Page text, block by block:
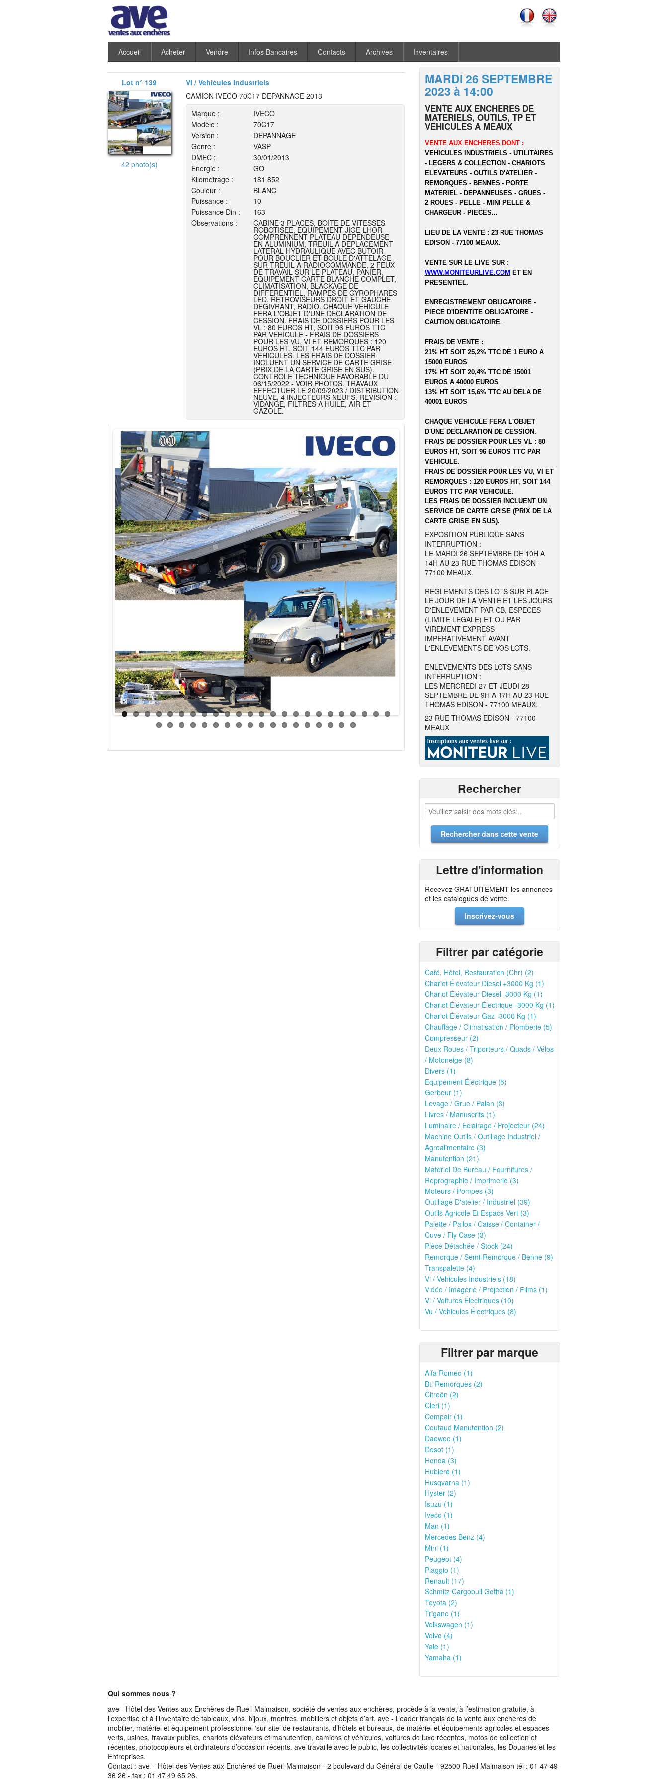
Accueil Acheter Vendre Infos Bancaires Contacts Archives Inventaires
Lot n° 139 VI / Vehicules Industriels
42 photo(s)
CAMION IVECO 70C17 DEPANNAGE 2013
Marque :
IVECO
Modèle :
70C17
Version :
DEPANNAGE
Genre :
VASP
DMEC :
30/01/2013
Energie :
GO
Kilométrage :
181 852
Couleur :
BLANC
Puissance :
10
Puissance Din :
163
Observations :
CABINE 3 PLACES, BOITE DE VITESSES
ROBOTISEE, EQUIPEMENT JIGE-LHOR
COMPRENNENT PLATEAU DEPENDEUSE
EN ALUMINIUM, TREUIL A DEPLACEMENT
LATERAL HYDRAULIQUE AVEC BUTOIR
POUR BOUCLIER ET BOULE D'ATTELAGE
SUR TREUIL A RADIOCOMMANDE, 2 FEUX
DE TRAVAIL SUR LE PLATEAU, PANIER,
EQUIPEMENT CARTE BLANCHE COMPLET,
CLIMATISATION, BLACKAGE DE
DIFFERENTIEL, RAMPES DE GYROPHARES
LED, RETROVISEURS DROIT ET GAUCHE
DEGIVRANT, RADIO. CHAQUE VEHICULE
FERA L'OBJET D'UNE DECLARATION DE
CESSION. FRAIS DE DOSSIERS POUR LES
VL : 80 EUROS HT, SOIT 96 EUROS TTC
PAR VEHICULE - FRAIS DE DOSSIERS
POUR LES VU, VI ET REMORQUES : 120
EUROS HT, SOIT 144 EUROS TTC PAR
VEHICULES. LES FRAIS DE DOSSIER
INCLUENT UN SERVICE DE CARTE GRISE
(PRIX DE LA CARTE GRISE EN SUS).
CONTROLE TECHNIQUE FAVORABLE DU
06/15/2022 - VOIR PHOTOS. TRAVAUX
EFFECTUER LE 20/09/2023 / DISTRIBUTION
NEUVE, 4 INJECTEURS NEUFS, REVISION :
VIDANGE, FILTRES A HUILE, AIR ET
GAZOLE.
MARDI 26 SEPTEMBRE
2023 à 14:00
VENTE AUX ENCHERES DE
MATERIELS, OUTILS, TP ET
VEHICULES A MEAUX
VENTE AUX ENCHERES DONT :
VEHICULES INDUSTRIELS - UTILITAIRES
- LEGERS & COLLECTION - CHARIOTS
ELEVATEURS - OUTILS D'ATELIER -
REMORQUES - BENNES - PORTE
MATERIEL - DEPANNEUSES - GRUES -
2 ROUES - PELLE - MINI PELLE &
CHARGEUR - PIECES...
LIEU DE LA VENTE : 23 RUE THOMAS
EDISON - 77100 MEAUX.
VENTE SUR LE LIVE SUR :
WWW.MONITEURLIVE.COM ET EN
PRESENTIEL.
ENREGISTREMENT OBLIGATOIRE -
PIECE D'IDENTITE OBLIGATOIRE -
CAUTION OBLIGATOIRE.
FRAIS DE VENTE :
21% HT SOIT 25,2% TTC DE 1 EURO A
15000 EUROS
17% HT SOIT 20,4% TTC DE 15001
EUROS A 40000 EUROS
13% HT SOIT 15,6% TTC AU DELA DE
40001 EUROS
CHAQUE VEHICULE FERA L'OBJET
D'UNE DECLARATION DE CESSION.
FRAIS DE DOSSIER POUR LES VL : 80
EUROS HT, SOIT 96 EUROS TTC PAR
VEHICULE.
FRAIS DE DOSSIER POUR LES VU, VI ET
REMORQUES : 120 EUROS HT, SOIT 144
EUROS TTC PAR VEHICULE.
LES FRAIS DE DOSSIER INCLUENT UN
SERVICE DE CARTE GRISE (PRIX DE LA
CARTE GRISE EN SUS).
EXPOSITION PUBLIQUE SANS
INTERRUPTION :
LE MARDI 26 SEPTEMBRE DE 10H A
14H AU 23 RUE THOMAS EDISON -
77100 MEAUX.
REGLEMENTS DES LOTS SUR PLACE
LE JOUR DE LA VENTE ET LES JOURS
D'ENLEVEMENT PAR CB, ESPECES
(LIMITE LEGALE) ET OU PAR
VIREMENT EXPRESS
IMPERATIVEMENT AVANT
L'ENLEVEMENTS DE VOS LOTS.
ENLEVEMENTS DES LOTS SANS
INTERRUPTION :
LES MERCREDI 27 ET JEUDI 28
SEPTEMBRE DE 9H A 17H AU 23 RUE
THOMAS EDISON - 77100 MEAUX.
23 RUE THOMAS EDISON - 77100
MEAUX
Rechercher
Lettre d'information
Recevez GRATUITEMENT les annonces
et les catalogues de vente.
Inscrivez-vous
Filtrer par catégorie
Café, Hôtel, Restauration (Chr) (2)
Chariot Élévateur Diesel +3000 Kg (1)
Chariot Élévateur Diesel -3000 Kg (1)
Chariot Élévateur Électrique -3000 Kg (1)
Chariot Élévateur Gaz -3000 Kg (1)
Chauffage / Climatisation / Plomberie (5)
Compresseur (2)
Deux Roues / Triporteurs / Quads / Vélos
/ Motoneige (8)
Divers (1)
Equipement Électrique (5)
Gerbeur (1)
Levage / Grue / Palan (3)
Livres / Manuscrits (1)
Luminaire / Eclairage / Projecteur (24)
Machine Outils / Outillage Industriel /
Agroalimentaire (3)
Manutention (21)
Matériel De Bureau / Fournitures /
Reprographie / Imprimerie (3)
Moteurs / Pompes (3)
Outillage D'atelier / Industriel (39)
Outils Agricole Et Espace Vert (3)
Palette / Pallox / Caisse / Container /
Cuve / Fly Case (3)
Pièce Détachée / Stock (24)
Remorque / Semi-Remorque / Benne (9)
Transpalette (4)
Vi / Vehicules Industriels (18)
Vidéo / Imagerie / Projection / Films (1)
Vl / Voitures Électriques (10)
Vu / Vehicules Électriques (8)
Filtrer par marque
Alfa Romeo (1)
Btl Remorques (2)
Citroën (2)
Cleri (1)
Compair (1)
Coutaud Manutention (2)
Daewoo (1)
Desot (1)
Honda (3)
Hubiere (1)
Husqvarna (1)
Hyster (2)
Isuzu (1)
Iveco (1)
Man (1)
Mercedes Benz (4)
Mini (1)
Peugeot (4)
Piaggio (1)
Renault (17)
Schmitz Cargobull Gotha (1)
Toyota (2)
Trigano (1)
Volkswagen (1)
Volvo (4)
Yale (1)
Yamaha (1)
Qui sommes nous ?
ave - Hôtel des Ventes aux Enchères de Rueil-Malmaison, société de ventes aux enchères, procède à la vente, à l’estimation gratuite, à
l’expertise et à l’inventaire de tableaux, vins, bijoux, montres, mobiliers et objets d’art. ave - Leader français de la vente aux enchères de
mobilier, matériel et équipement professionnel ‘sur site’ de restaurants, d’hôtels et bureaux, de matériel et équipements agricoles et espaces
verts, usines, travaux publics, chariots élévateurs et manutention, camions et véhicules, voitures de luxe récentes, motos de collection et
récentes, photocopieurs et ordinateurs d’occasion récents. ave travaille avec le public, les collectivités locales et nationales, les Douanes et les
Entreprises.
Contact : ave – Hôtel des Ventes aux Enchères de Rueil-Malmaison - 2 boulevard du Général de Gaulle - 92500 Rueil Malmaison tél : 01 47 49
36 26 - fax : 01 47 49 65 26.